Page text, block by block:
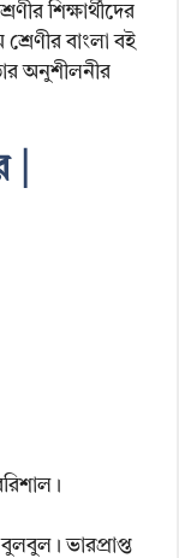
শিক্ষার্থীদের
বাংলা বই
অনুশীলনীর
ভারপ্রাপ্ত